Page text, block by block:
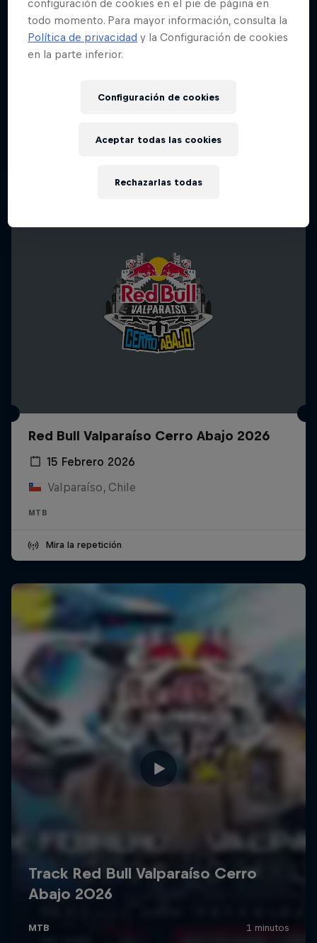
Red Bull Valparaíso Cerro Abajo 2026
15 Febrero 2026
Valparaíso, Chile
MTB
Mira la repetición
configuración de cookies en el pie de página en
todo momento. Para mayor información, consulta la
Política de privacidad y la Configuración de cookies
en la parte inferior.
Configuración de cookies
Rechazarlas todas
Aceptar todas las cookies